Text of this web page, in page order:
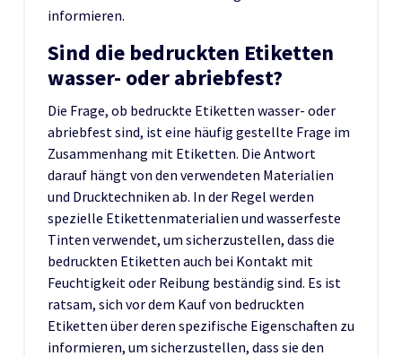
informieren.
Sind die bedruckten Etiketten
wasser- oder abriebfest?
Die Frage, ob bedruckte Etiketten wasser- oder
abriebfest sind, ist eine häufig gestellte Frage im
Zusammenhang mit Etiketten. Die Antwort
darauf hängt von den verwendeten Materialien
und Drucktechniken ab. In der Regel werden
spezielle Etikettenmaterialien und wasserfeste
Tinten verwendet, um sicherzustellen, dass die
bedruckten Etiketten auch bei Kontakt mit
Feuchtigkeit oder Reibung beständig sind. Es ist
ratsam, sich vor dem Kauf von bedruckten
Etiketten über deren spezifische Eigenschaften zu
informieren, um sicherzustellen, dass sie den